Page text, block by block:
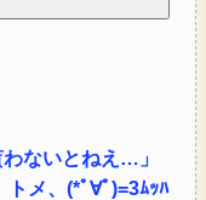
ないとねえ…」
メ、(*ﾟ∀ﾟ)=3ﾑｯﾊ